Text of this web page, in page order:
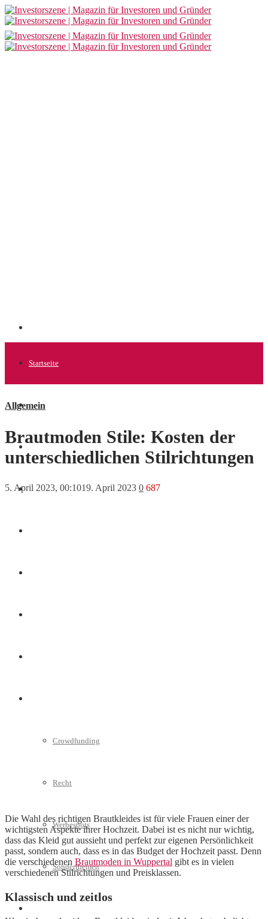
Startseite
Allgemein
News
Crowdfunding
Recht
Werbespots
Sonderthemen
Allgemein
Brautmoden Stile: Kosten der
unterschiedlichen Stilrichtungen
5. April 2023, 00:1019. April 2023 0 687
Die Wahl des richtigen Brautkleides ist für viele Frauen einer der
wichtigsten Aspekte ihrer Hochzeit. Dabei ist es nicht nur wichtig,
dass das Kleid gut aussieht und perfekt zur eigenen Persönlichkeit
passt, sondern auch, dass es in das Budget der Hochzeit passt. Denn
die verschiedenen Brautmoden in Wuppertal gibt es in vielen
verschiedenen Stilrichtungen und Preisklassen.
Klassisch und zeitlos